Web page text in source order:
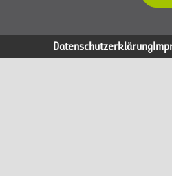
Datenschutzerklärung